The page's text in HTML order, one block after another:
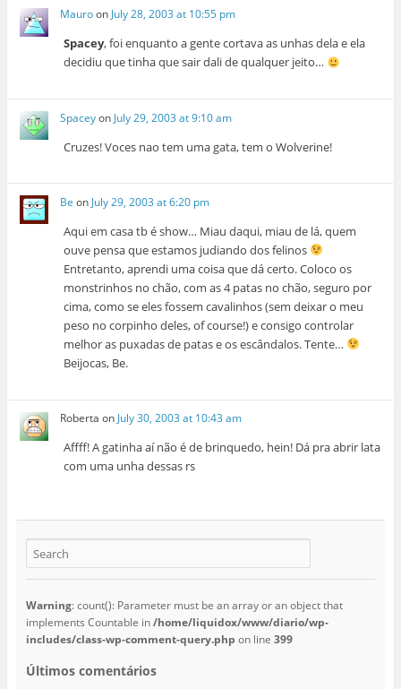
Mauroon July 28, 2003 at 10:55 pm
Spacey, foi enquanto a gente cortava as unhas dela e ela
decidiu que tinha que sair dali de qualquer jeito…
Spaceyon July 29, 2003 at 9:10 am
Cruzes! Voces nao tem uma gata, tem o Wolverine!
Be on July 29, 2003 at 6:20 pm
Aqui em casa tb é show… Miau daqui, miau de lá, quem
ouve pensa que estamos judiando dos felinos
Entretanto, aprendi uma coisa que dá certo. Coloco os
monstrinhos no chão, com as 4 patas no chão, seguro por
cima, como se eles fossem cavalinhos (sem deixar o meu
peso no corpinho deles, of course!) e consigo controlar
melhor as puxadas de patas e os escândalos. Tente…
Beijocas, Be.
Roberta on July 30, 2003 at 10:43 am
Affff! A gatinha aí não é de brinquedo, hein! Dá pra abrir lata
com uma unha dessas rs
Warning: count(): Parameter must be an array or an object that
implements Countable in/home/liquidox/www/diario/wp-
includes/class-wp-comment-query.php on line 399
Últimos comentários